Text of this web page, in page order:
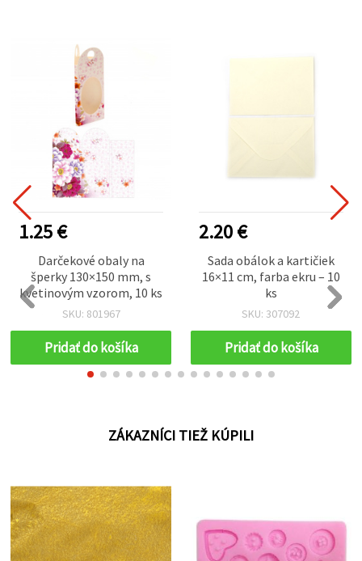
1.25 €
Darčekové obaly na
šperky 130×150 mm, s
kvetinovým vzorom, 10 ks
SKU: 801967
Pridať do košíka
2.20 €
Sada obálok a kartičiek
16×11 cm, farba ekru – 10
ks
SKU: 307092
Pridať do košíka
ZÁKAZNÍCI TIEŽ KÚPILI